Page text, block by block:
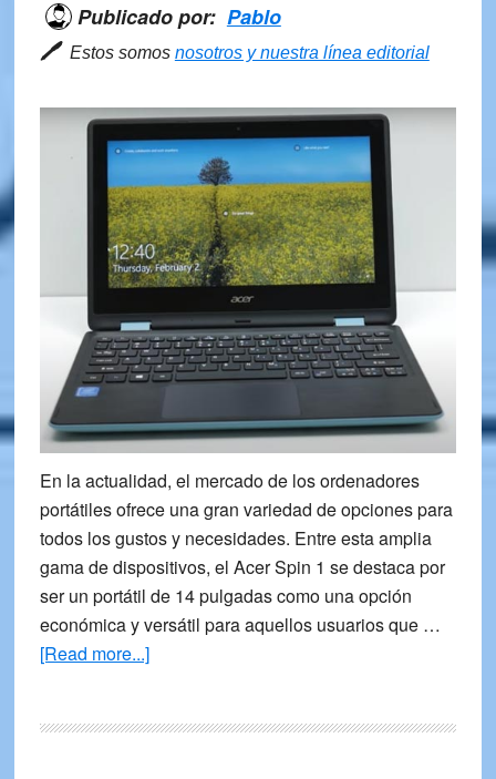
Publicado por: Pablo
🖊 Estos somos nosotros y nuestra línea editorial
En la actualidad, el mercado de los ordenadores
portátiles ofrece una gran variedad de opciones para
todos los gustos y necesidades. Entre esta amplia
gama de dispositivos, el Acer Spin 1 se destaca por
ser un portátil de 14 pulgadas como una opción
económica y versátil para aquellos usuarios que …
[Read more...]about
2